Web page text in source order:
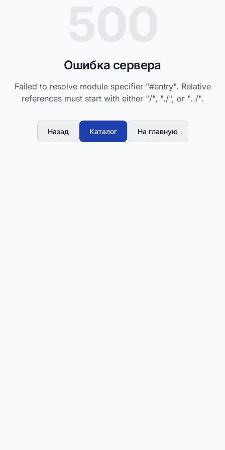
Ошибка сервера
Failed to resolve module specifier "#entry". Relative
references must start with either "/", "./", or "../".
Назад Каталог На главную